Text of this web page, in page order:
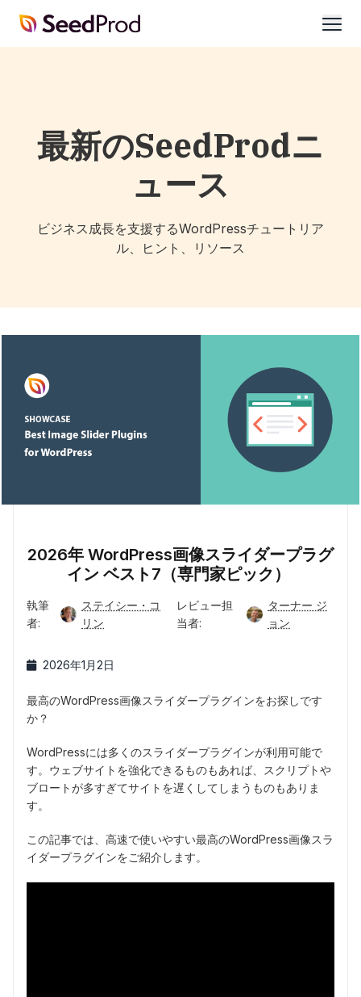
SeedProd
最新のSeedProdニ
ュース
ビジネス成長を支援するWordPressチュートリア
ル、ヒント、リソース
2026年 WordPress画像スライダープラグ
イン ベスト7（専門家ピック）
執筆
者:
ステイシー・コ
リン
レビュー担
当者:
ターナー ジ
ョン
2026年1月2日
最高のWordPress画像スライダープラグインをお探しです
か？
WordPressには多くのスライダープラグインが利用可能で
す。ウェブサイトを強化できるものもあれば、スクリプトや
ブロートが多すぎてサイトを遅くしてしまうものもありま
す。
この記事では、高速で使いやすい最高のWordPress画像スラ
イダープラグインをご紹介します。